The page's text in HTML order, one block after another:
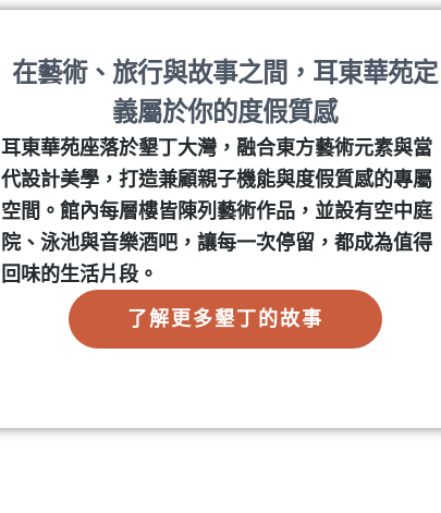
在藝術、旅行與故事之間，耳東華苑定
義屬於你的度假質感
耳東華苑座落於墾丁大灣，融合東方藝術元素與當
代設計美學，打造兼顧親子機能與度假質感的專屬
空間。館內每層樓皆陳列藝術作品，並設有空中庭
院、泳池與音樂酒吧，讓每一次停留，都成為值得
回味的生活片段。
了解更多墾丁的故事